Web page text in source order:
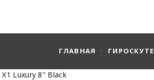
ГЛАВНАЯ
X1 Luxury 8" Black